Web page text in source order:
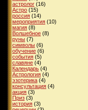
астролог (16)
Астро (15)
россия (14)
мероприятия (10)
магия (8)
Волшебное (8)
руны (7)
символы (6)
обучение (6)
события (5)
славяне (4)
Календарь (4)
Астрология (4)
эзотерика (4)
консультация (4)
акция (3)
Приз (3)
история (3)